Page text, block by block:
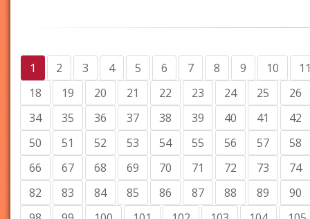
1 2 3 4 5 6 7 8 9 10
18
19 20 21 22 23 24 25
26
34
35 36 37 38 39 40 41
42
50
51 52 53 54 55 56 57
58
66
67 68 69 70 71 72 73
74
82
83 84 85 86 87 88 89
90